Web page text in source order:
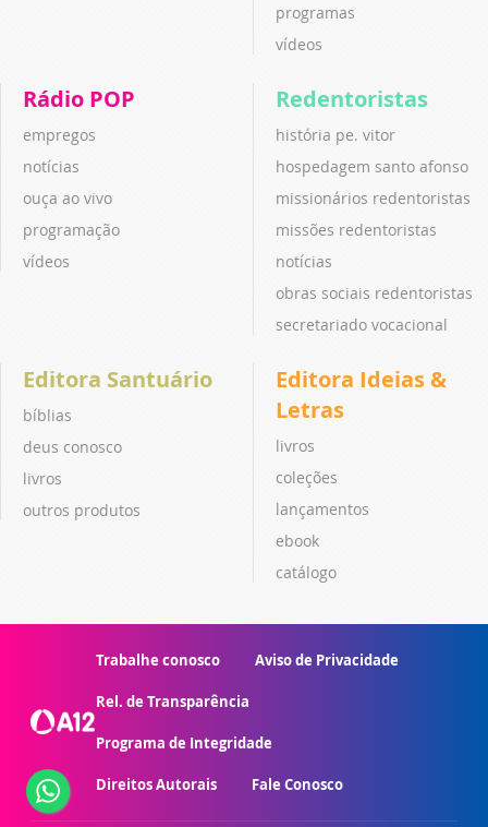
programas
vídeos
Rádio POP
empregos
notícias
ouça ao vivo
programação
vídeos
Redentoristas
história pe. vitor
hospedagem santo afonso
missionários redentoristas
missões redentoristas
notícias
obras sociais redentoristas
secretariado vocacional
Editora Santuário
bíblias
deus conosco
livros
outros produtos
Editora Ideias &
Letras
livros
coleções
lançamentos
ebook
catálogo
Trabalhe conosco Aviso de Privacidade
Rel. de Transparência
Programa de Integridade
Direitos Autorais Fale Conosco